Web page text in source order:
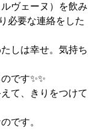
ヴェーヌ）を飲み
必要な連絡をした
しは幸せ。気持ち
です✨️✨️
て、きりをつけて
です。